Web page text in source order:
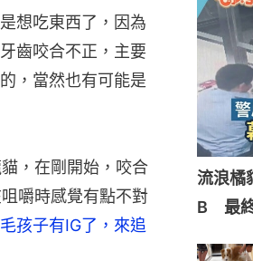
想吃東西了，因為
齒咬合不正，主要
，當然也有可能是
，在剛開始，咬合
嚼時感覺有點不對
孩子有IG了，來追
流浪橘
B 最終